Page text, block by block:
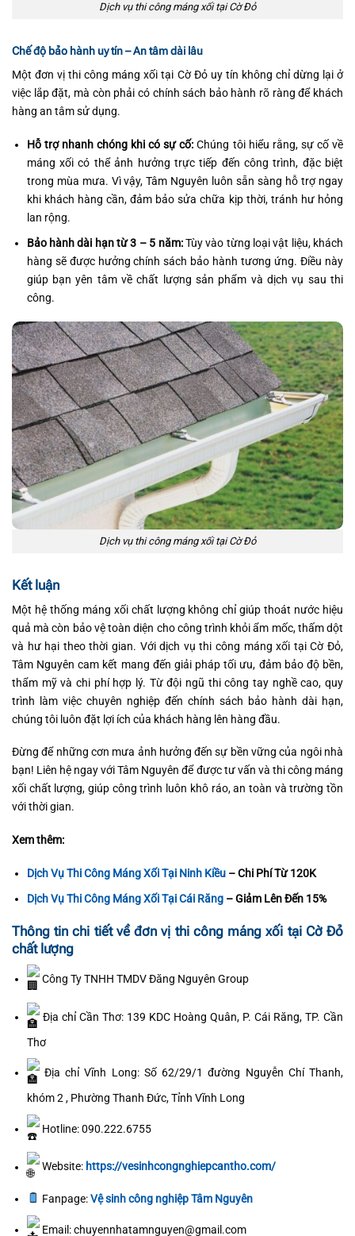
Dịch vụ thi công máng xối tại Cờ Đỏ
Chế độ bảo hành uy tín – An tâm dài lâu
Một đơn vị thi công máng xối tại Cờ Đỏ uy tín không chỉ dừng lại ở
việc lắp đặt, mà còn phải có chính sách bảo hành rõ ràng để khách
hàng an tâm sử dụng.
Hỗ trợ nhanh chóng khi có sự cố: Chúng tôi hiểu rằng, sự cố về
máng xối có thể ảnh hưởng trực tiếp đến công trình, đặc biệt
trong mùa mưa. Vì vậy, Tâm Nguyên luôn sẵn sàng hỗ trợ ngay
khi khách hàng cần, đảm bảo sửa chữa kịp thời, tránh hư hỏng
lan rộng.
Bảo hành dài hạn từ 3 – 5 năm:Tùy vào từng loại vật liệu, khách
hàng sẽ được hưởng chính sách bảo hành tương ứng. Điều này
giúp bạn yên tâm về chất lượng sản phẩm và dịch vụ sau thi
công.
Dịch vụ thi công máng xối tại Cờ Đỏ
Kết luận
Một hệ thống máng xối chất lượng không chỉ giúp thoát nước hiệu
quả mà còn bảo vệ toàn diện cho công trình khỏi ẩm mốc, thấm dột
và hư hại theo thời gian. Với dịch vụ thi công máng xối tại Cờ Đỏ,
Tâm Nguyên cam kết mang đến giải pháp tối ưu, đảm bảo độ bền,
thẩm mỹ và chi phí hợp lý. Từ đội ngũ thi công tay nghề cao, quy
trình làm việc chuyên nghiệp đến chính sách bảo hành dài hạn,
chúng tôi luôn đặt lợi ích của khách hàng lên hàng đầu.
Đừng để những cơn mưa ảnh hưởng đến sự bền vững của ngôi nhà
bạn! Liên hệ ngay với Tâm Nguyên để được tư vấn và thi công máng
xối chất lượng, giúp công trình luôn khô ráo, an toàn và trường tồn
với thời gian.
Xem thêm:
Dịch Vụ Thi Công Máng Xối Tại Ninh Kiều– Chi Phí Từ 120K
Dịch Vụ Thi Công Máng Xối Tại Cái Răng– Giảm Lên Đến 15%
Thông tin chi tiết về đơn vị thi công máng xối tại Cờ Đỏ
chất lượng
Công Ty TNHH TMDV Đăng Nguyên Group
Địa chỉ Cần Thơ: 139 KDC Hoàng Quân, P. Cái Răng, TP. Cần
Thơ
Địa chỉ Vĩnh Long: Số 62/29/1 đường Nguyễn Chí Thanh,
khóm 2 , Phường Thanh Đức, Tỉnh Vĩnh Long
Hotline: 090.222.6755
Website: https://vesinhcongnghiepcantho.com/
Fanpage:Vệ sinh công nghiệp Tâm Nguyên
Email: chuyennhatamnguyen@gmail.com